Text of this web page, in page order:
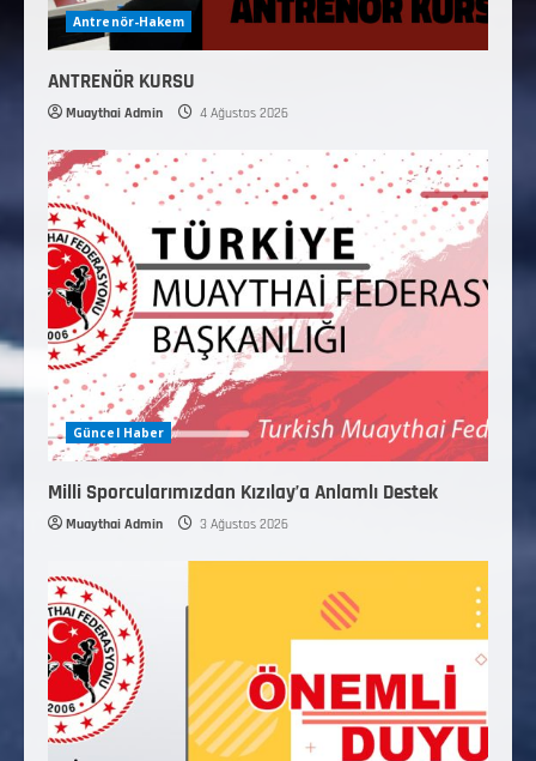
Antrenör-Hakem
ANTRENÖR KURSU
Muaythai Admin 4 Ağustos 2026
Güncel Haber
Milli Sporcularımızdan Kızılay’a Anlamlı Destek
Muaythai Admin 3 Ağustos 2026